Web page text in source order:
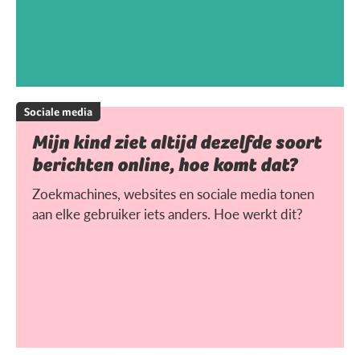
Sociale media
Mijn kind ziet altijd dezelfde soort
berichten online, hoe komt dat?
Zoekmachines, websites en sociale media tonen
aan elke gebruiker iets anders. Hoe werkt dit?